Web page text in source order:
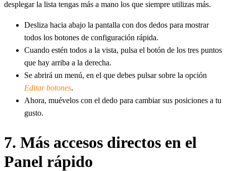
desplegar la lista tengas más a mano los que siempre utilizas más.
Desliza hacia abajo la pantalla con dos dedos para mostrar
todos los botones de configuración rápida.
Cuando estén todos a la vista, pulsa el botón de los tres puntos
que hay arriba a la derecha.
Se abrirá un menú, en el que debes pulsar sobre la opción
Editar botones.
Ahora, muévelos con el dedo para cambiar sus posiciones a tu
gusto.
7. Más accesos directos en el
Panel rápido